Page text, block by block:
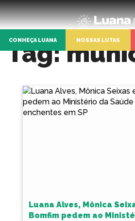
CONHEÇA LUANA NOSSAS LUTAS
Tag:
Luana Alves, Mônica
Bomfim pedem ao